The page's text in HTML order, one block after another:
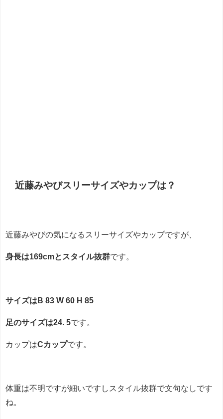
近藤みやびスリーサイズやカップは？
近藤みやびの気になるスリーサイズやカップですが、
身長は169cmとスタイル抜群です。
サイズはB 83 W 60 H 85
足のサイズは24. 5です。
カップはCカップです。
体重は不明ですが細いですしスタイル抜群で文句なしです
ね。